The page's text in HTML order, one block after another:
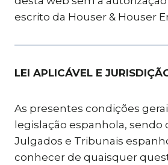
escrito da Houser & Houser
LEI APLICÁVEL E
As presentes condições
legislação espanhola,
Julgados e Tribunais
conhecer de quaisquer